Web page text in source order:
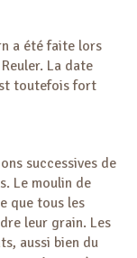
a été faite lors
La date
toutefois fort
successives de
Le moulin de
que tous les
leur grain. Les
aussi bien du